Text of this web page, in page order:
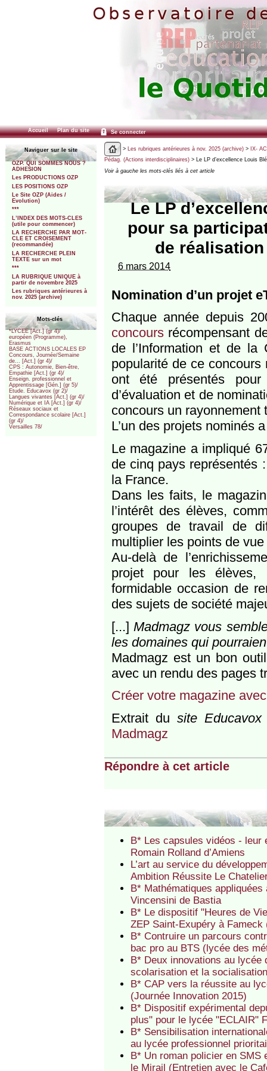
Accueil Plan du site Se connecter
Naviguer sur le site
OZP. QUI SOMMES NOUS ?
ADHESION
Les PRODUCTIONS OZP
LES POSITIONS OZP
Le Site OZP (Aides /
Evolution)
***
L’INDEX DES MOTS-CLES
(utile pour commencer)
LA RECHERCHE PAR MOT-
CLE ET CROISEMENT
(recommandée)
LA RECHERCHE PLEIN
TEXTE sur un mot
***
LA RUBRIQUE UNIQUE à
partir de novembre 2025
Les rubriques antérieures à
nov. 2025 (archive)
Mots-clés
*LYCEE [Act.] (gr 4)/
européen (Programme),
Erasmus
BASE ACTIONS LOCALES EP
Concours, Journée/Semaine
de... [Act.] (gr 4)/
CPS : Autonomie, Bien-être,
Empathie [Act.] (gr 4)/
Enseign. professionnel et
Apprentissage [Gén.] (gr 5)/
Etude. Educavox (gr 2)/
Langues vivantes [Act.] (gr 4)/
Numérique et IA [Act.] (gr 4)/
Réseaux sociaux et
Correspondance scolaire [Act.]
(gr 4)/
Versailles 78/
> Les rubriques antérieures à nov. 2025 (archive)> IX-
Pédag. (Actions interdisciplinaires)> Le LP d’excellence Louis
Voir à gauche les mots-clés liés à cet article
Le LP
pour sa
de réalisation
6 mars 2014
Nomination d’un projet
Chaque année depuis
concoursrécompensant
de l’Information et de la
popularité de ce
ont été présentés
d’évaluation et de
concours un rayonnement
L’un des projets nominés
Le magazine a impliqué
de cinq pays représentés
la France.
Dans les faits, le
l’intérêt des élèves,
groupes de travail de
multiplier les points de
Au-delà de
projet pour les élèves,
formidable occasion de
des sujets de société
[...] Madmagz vous
les domaines qui
Madmagz est un bon
avec un rendu des pages
Créer votre magazine
Extrait dusite Educavox
Madmagz
Répondre à cet article
B* Les capsules vidéos - leur
Romain Rolland d’Amiens
L’art au service du
Ambition Réussite Le
B* Mathématiques
Vincensini de Bastia
B* Le dispositif "Heures de
ZEP Saint-Exupéry à Fameck
B* Contruire un parcours
bac pro au BTS (lycée des
B* Deux innovations au lycée
scolarisation et la
B* CAP vers la réussite au
(Journée Innovation 2015)
B* Dispositif expérimental
plus" pour le lycée "ECLAIR"
B* Sensibilisation
au lycée professionnel
B* Un roman policier en SMS
le Mirail (Entretien avec le